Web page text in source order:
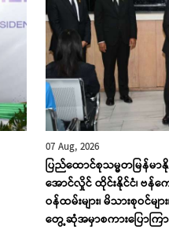
07 Aug, 2026
ပြည်ထောင်စုသမ္မတမြန်မာ
အောင်လှိုင် ထိုင်းနိုင်ငံ၊ ဗန်က
ဝန်ထမ်းများ၊ မိသားစုဝင်မ
တွေ့ဆုံအမှာစကားပြောကြာ